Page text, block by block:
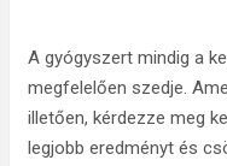
A gyógyszert mindig a
megfelelően szedje.
illetően, kérdezze meg
legjobb eredményt és